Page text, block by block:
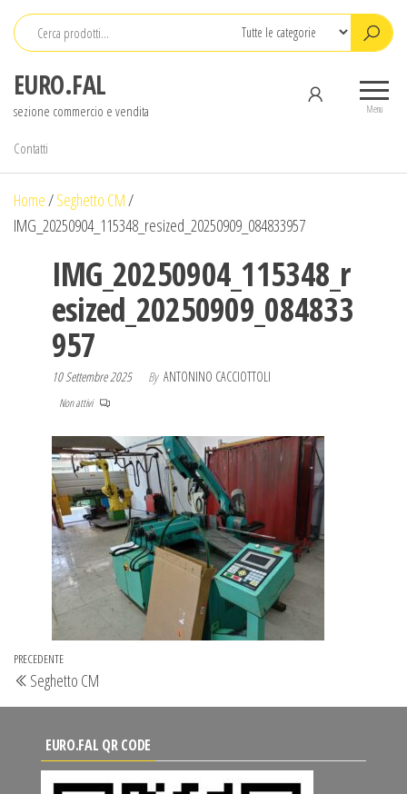
Salta
contenuto
EURO.FAL
sezione commercio e vendita Menu
Contatti
Home/Seghetto CM/
IMG_20250904_115348_resized_20250909_084833957
IMG_20250904_115348_r
esized_20250909_084833
957
10 Settembre 2025 By ANTONINO CACCIOTTOLI
Non attivi
Navigazione
articoli
Articolo
precedente
PRECEDENTE
Seghetto CM
EURO.FAL QR CODE